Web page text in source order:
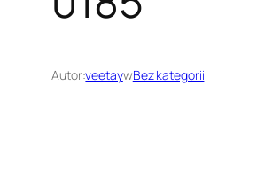
Autor:veetaywBez kategorii